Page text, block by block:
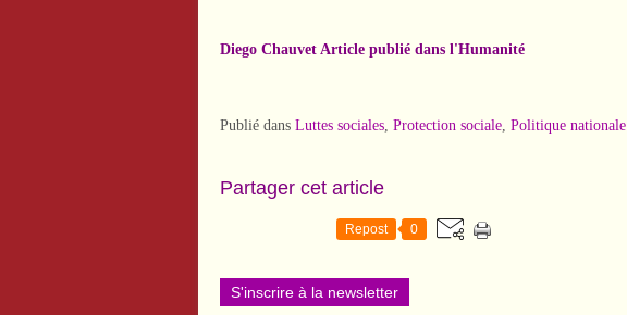
Diego Chauvet Article publié dans l'Humanité
Publié dans Luttes sociales, Protection sociale, Politique nationale
Partager cet article
Repost 0
S'inscrire à la newsletter